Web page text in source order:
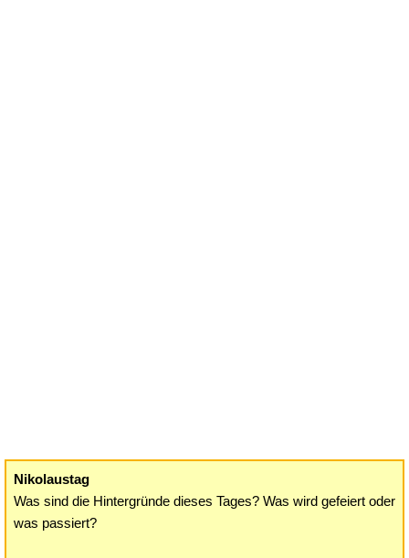
Nikolaustag
Was sind die Hintergründe dieses Tages? Was wird gefeiert oder
was passiert?